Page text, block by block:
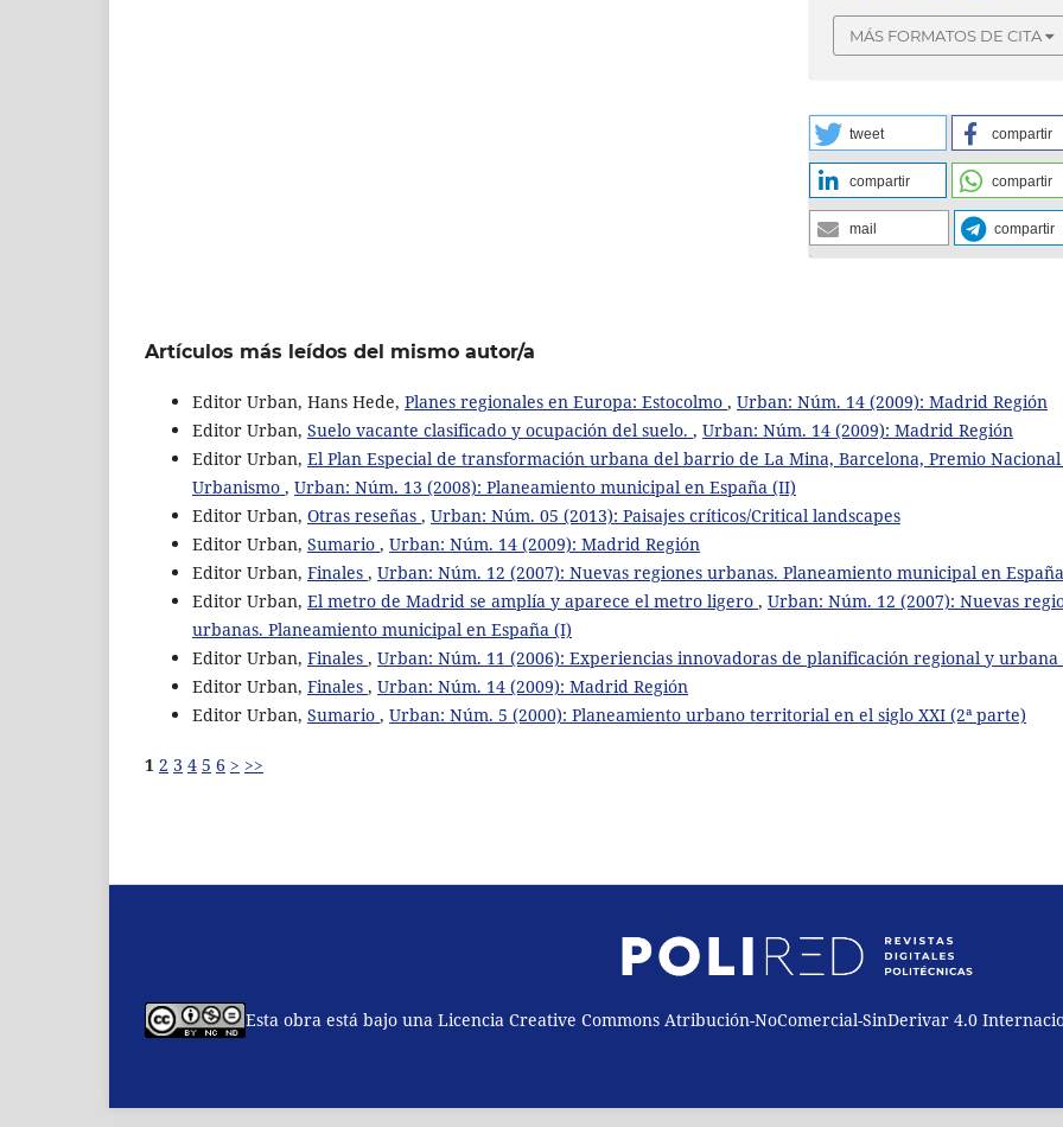
MÁS FORMATOS DE CITA
tweet compartir
compartir compartir
mail compartir
Artículos más leídos del mismo autor/a
Editor Urban, Hans Hede, Planes regionales en Europa: Estocolmo , Urban: Núm. 14 (2009): Madrid Región
Editor Urban, Suelo vacante clasificado y ocupación del suelo. , Urban: Núm. 14 (2009): Madrid Región
Editor Urban, El Plan Especial de transformación urbana del barrio de La Mina, Barcelona, Premio
Urbanismo , Urban: Núm. 13 (2008): Planeamiento municipal en España (II)
Editor Urban, Otras reseñas , Urban: Núm. 05 (2013): Paisajes críticos/Critical landscapes
Editor Urban, Sumario , Urban: Núm. 14 (2009): Madrid Región
Editor Urban, Finales , Urban: Núm. 12 (2007): Nuevas regiones urbanas. Planeamiento municipal en
Editor Urban, El metro de Madrid se amplía y aparece el metro ligero , Urban: Núm. 12 (2007): Nuevas
urbanas. Planeamiento municipal en España (I)
Editor Urban, Finales , Urban: Núm. 11 (2006): Experiencias innovadoras de planificación regional y urbana
Editor Urban, Finales , Urban: Núm. 14 (2009): Madrid Región
Editor Urban, Sumario , Urban: Núm. 5 (2000): Planeamiento urbano territorial en el siglo XXI (2ª parte)
1 2 3 4 5 6 > >>
Esta obra está bajo una Licencia Creative Commons Atribución-NoComercial-SinDerivar 4.0